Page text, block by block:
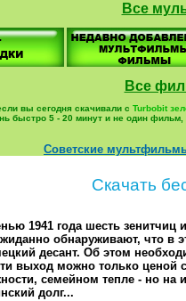
Все
Все
вы сегодня скачивали с Turbobit
быстро 5 - 20 минут и не один
Советские
Скачать
1941 года шесть зенитчиц
обнаруживают, что в
десант. Об этом
выход можно только ценой
семейном тепле - но
долг...